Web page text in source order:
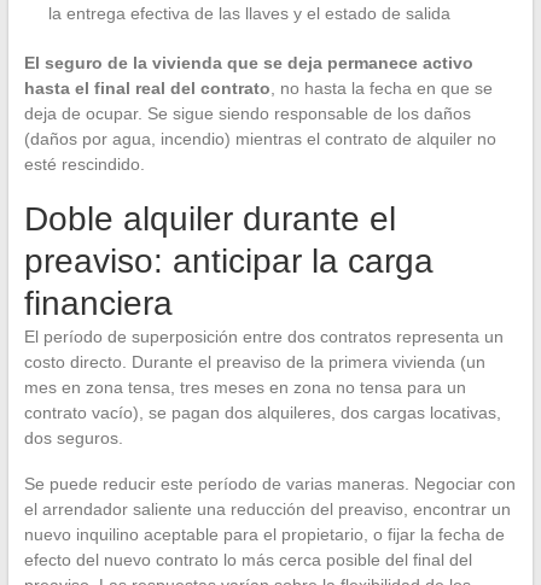
la entrega efectiva de las llaves y el estado de salida
El seguro de la vivienda que se deja permanece activo
hasta el final real del contrato , no hasta la fecha en que se
deja de ocupar. Se sigue siendo responsable de los daños
(daños por agua, incendio) mientras el contrato de alquiler no
esté rescindido.
Doble alquiler durante el
preaviso: anticipar la carga
financiera
El período de superposición entre dos contratos representa un
costo directo. Durante el preaviso de la primera vivienda (un
mes en zona tensa, tres meses en zona no tensa para un
contrato vacío), se pagan dos alquileres, dos cargas locativas,
dos seguros.
Se puede reducir este período de varias maneras. Negociar con
el arrendador saliente una reducción del preaviso, encontrar un
nuevo inquilino aceptable para el propietario, o fijar la fecha de
efecto del nuevo contrato lo más cerca posible del final del